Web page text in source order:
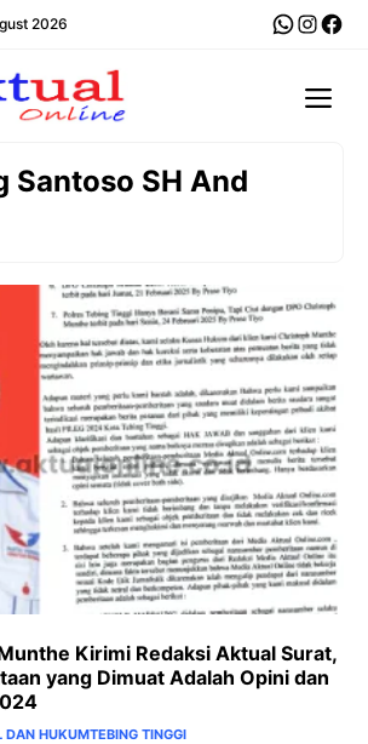
2026
Santoso SH And
Kirimi Redaksi Aktual Surat,
yang Dimuat Adalah Opini dan
DAN HUKUMTEBING TINGGI